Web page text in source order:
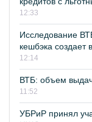
12:33
Исследование
кешбэка создает
12:14
ВТБ: объем
11:52
УБРиР принял